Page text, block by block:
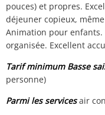
pouces) et propres.
déjeuner copieux,
Animation pour enfants.
organisée. Excellent
Tarif minimum Basse
personne)
Parmi les servicesair